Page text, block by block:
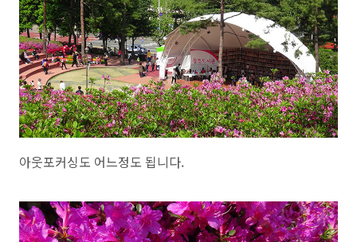
아웃포커싱도 어느정도 됩니다.